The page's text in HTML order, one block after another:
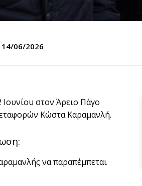
14/06/2026
στον Άρειο Πάγο
Κώστα Καραμανλή.
να παραπέμπεται